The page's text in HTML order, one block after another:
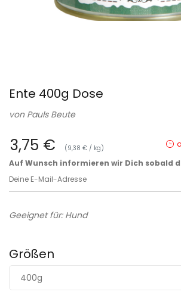
Ente 400g Dose
von Pauls Beute
3,75 € (9,38 € / kg)
Auf Wunsch informieren wir Dich sobald
Geeignet für: Hund
Größen
400g